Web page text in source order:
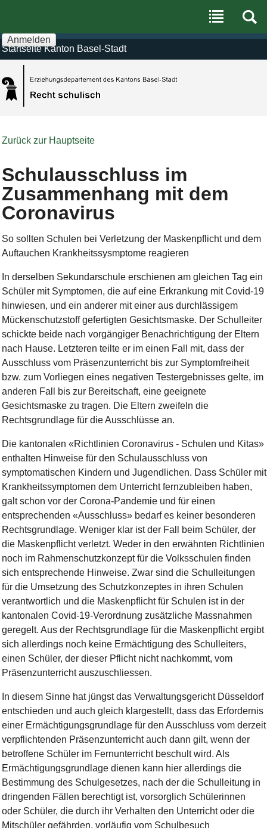
Startseite Kanton Basel-Stadt
Anmelden
|
Direkt
zur
Navigation
Zurück zur Hauptseite
Schulausschluss im
Zusammenhang mit dem
Coronavirus
So sollten Schulen bei Verletzung der Maskenpflicht und dem
Auftauchen Krankheitssysmptome reagieren
In derselben Sekundarschule erschienen am gleichen Tag ein
Schüler mit Symptomen, die auf eine Erkrankung mit Covid-19
hinwiesen, und ein anderer mit einer aus durchlässigem
Mückenschutzstoff gefertigten Gesichtsmaske. Der Schulleiter
schickte beide nach vorgängiger Benachrichtigung der Eltern
nach Hause. Letzteren teilte er im einen Fall mit, dass der
Ausschluss vom Präsenzunterricht bis zur Symptomfreiheit
bzw. zum Vorliegen eines negativen Testergebnisses gelte, im
anderen Fall bis zur Bereitschaft, eine geeignete
Gesichtsmaske zu tragen. Die Eltern zweifeln die
Rechtsgrundlage für die Ausschlüsse an.
Die kantonalen «Richtlinien Coronavirus - Schulen und Kitas»
enthalten Hinweise für den Schulausschluss von
symptomatischen Kindern und Jugendlichen. Dass Schüler mit
Krankheitssymptomen dem Unterricht fernzubleiben haben,
galt schon vor der Corona-Pandemie und für einen
entsprechenden «Ausschluss» bedarf es keiner besonderen
Rechtsgrundlage. Weniger klar ist der Fall beim Schüler, der
die Maskenpflicht verletzt. Weder in den erwähnten Richtlinien
noch im Rahmenschutzkonzept für die Volksschulen finden
sich entsprechende Hinweise. Zwar sind die Schulleitungen
für die Umsetzung des Schutzkonzeptes in ihren Schulen
verantwortlich und die Maskenpflicht für Schulen ist in der
kantonalen Covid-19-Verordnung zusätzliche Massnahmen
geregelt. Aus der Rechtsgrundlage für die Maskenpflicht ergibt
sich allerdings noch keine Ermächtigung des Schulleiters,
einen Schüler, der dieser Pflicht nicht nachkommt, vom
Präsenzunterricht auszuschliessen.
In diesem Sinne hat jüngst das Verwaltungsgericht Düsseldorf
entschieden und auch gleich klargestellt, dass das Erfordernis
einer Ermächtigungsgrundlage für den Ausschluss vom derzeit
verpflichtenden Präsenzunterricht auch dann gilt, wenn der
betroffene Schüler im Fernunterricht beschult wird. Als
Ermächtigungsgrundlage dienen kann hier allerdings die
Bestimmung des Schulgesetzes, nach der die Schulleitung in
dringenden Fällen berechtigt ist, vorsorglich Schülerinnen
oder Schüler, die durch ihr Verhalten den Unterricht oder die
Mitschüler gefährden, vorläufig vom Schulbesuch